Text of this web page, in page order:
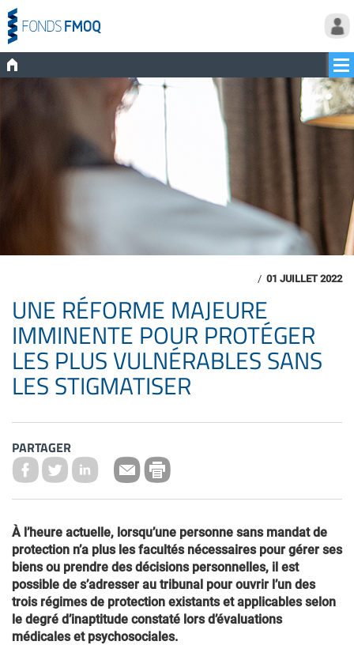
/ 01 JUILLET 2022
UNE RÉFORME MAJEURE
IMMINENTE POUR PROTÉGER
LES PLUS VULNÉRABLES SANS
LES STIGMATISER
PARTAGER
À l’heure actuelle, lorsqu’une personne sans mandat de
protection n’a plus les facultés nécessaires pour gérer ses
biens ou prendre des décisions personnelles, il est
possible de s’adresser au tribunal pour ouvrir l’un des
trois régimes de protection existants et applicables selon
le degré d’inaptitude constaté lors d’évaluations
médicales et psychosociales.